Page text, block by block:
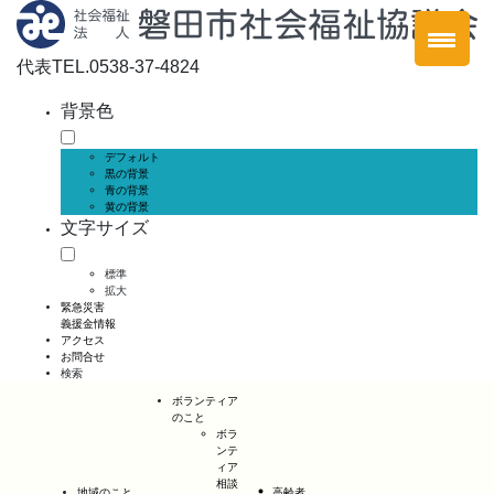
代表TEL.0538-37-4824
背景色
デフォルト
黒の背景
青の背景
黄の背景
文字サイズ
標準
拡大
緊急災害
義援金情報
アクセス
お問合せ
検索
ボランティア
のこと
ボラ
ンテ
ィア
相談